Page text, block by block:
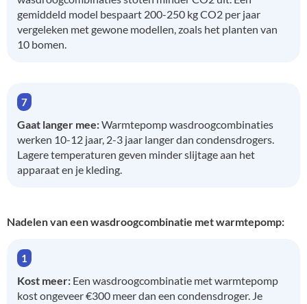
gemiddeld model bespaart 200-250 kg CO2 per jaar
vergeleken met gewone modellen, zoals het planten van
10 bomen.
Gaat langer mee:Warmtepomp wasdroogcombinaties
werken 10-12 jaar, 2-3 jaar langer dan condensdrogers.
Lagere temperaturen geven minder slijtage aan het
apparaat en je kleding.
Nadelen van een wasdroogcombinatie met warmtepomp:
Kost meer: Een wasdroogcombinatie met warmtepomp
kost ongeveer €300 meer dan een condensdroger. Je